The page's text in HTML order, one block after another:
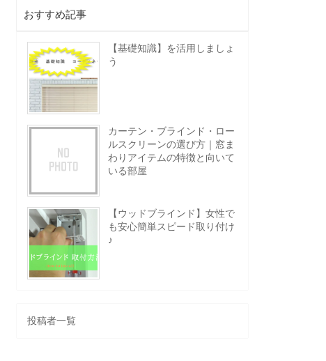
おすすめ記事
【基礎知識】を活用しましょ
う
カーテン・ブラインド・ロー
ルスクリーンの選び方｜窓ま
わりアイテムの特徴と向いて
いる部屋
【ウッドブラインド】女性で
も安心簡単スピード取り付け
♪
投稿者一覧